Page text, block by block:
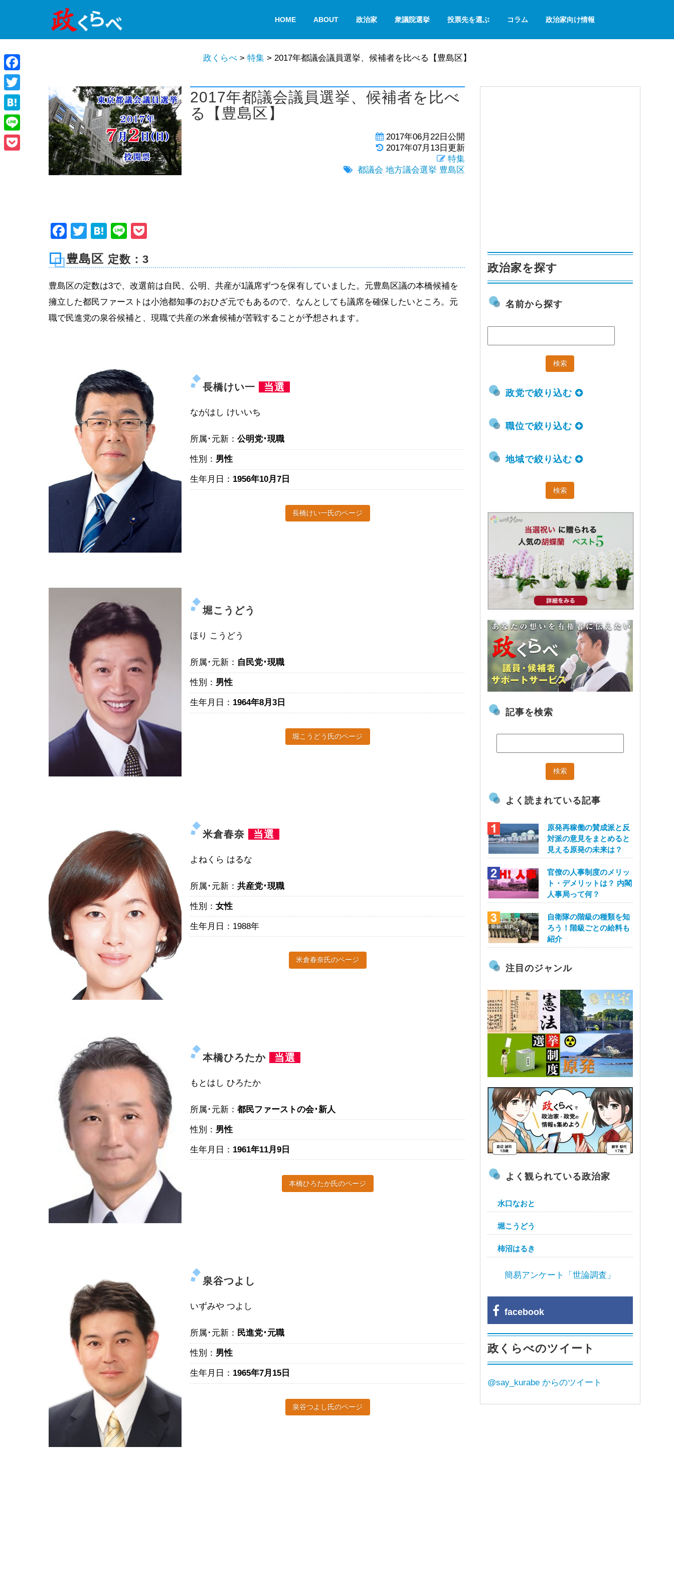
HOME ABOUT 政治家 衆議院選挙 投票先を選ぶ コラム 政治家向け情報
政くらべ> 特集> 2017年都議会議員選挙、候補者を比べる【豊島区】
2017年都議会議員選挙、候補者を比べ
る【豊島区】
2017年06月22日公開
2017年07月13日更新
特集
都議会 地方議会選挙 豊島区
Facebook
Twitter
Hatena
Line
豊島区 定数：3
豊島区の定数は3で、改選前は自民、公明、共産が1議席ずつを保有していました。元豊島区議の本橋候補を
擁立した都民ファーストは小池都知事のおひざ元でもあるので、なんとしても議席を確保したいところ。元
職で民進党の泉谷候補と、現職で共産の米倉候補が苦戦することが予想されます。
長橋けい一 当選
ながはし けいいち
所属･元新：公明党･現職
性別： 男性
生年月日： 1956年10月7日
長橋けい一氏のページ
堀こうどう
ほり こうどう
所属･元新： 自民党･現職
性別： 男性
生年月日： 1964年8月3日
堀こうどう氏のページ
米倉春奈 当選
よねくら はるな
所属･元新：共産党･現職
性別：女性
生年月日：1988年
米倉春奈氏のページ
本橋ひろたか 当選
もとはし ひろたか
所属･元新：都民ファーストの会･新人
性別： 男性
生年月日： 1961年11月9日
本橋ひろたか氏のページ
泉谷つよし
いずみや つよし
所属･元新： 民進党･元職
性別： 男性
生年月日： 1965年7月15日
泉谷つよし氏のページ
政治家を探す
名前から探す
政党で絞り込む
職位で絞り込む
地域で絞り込む
記事を検索
よく読まれている記事
原発再稼働の賛成派と反
対派の意見をまとめると
見える原発の未来は？
官僚の人事制度のメリッ
ト・デメリットは？ 内閣
人事局って何？
自衛隊の階級の種類を知
ろう！階級ごとの給料も
紹介
注目のジャンル
よく観られている政治家
水口なおと
堀こうどう
柿沼はるき
簡易アンケート「世論調査」
facebook
政くらべのツイート
@say_kurabe からのツイート
Facebook
Twitter
Hatena
Line